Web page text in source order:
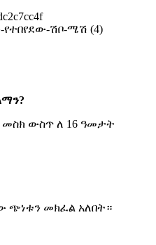
መስክ ውስጥ ለ 16 ዓመታት
ጭነቱን መክፈል አለበት።